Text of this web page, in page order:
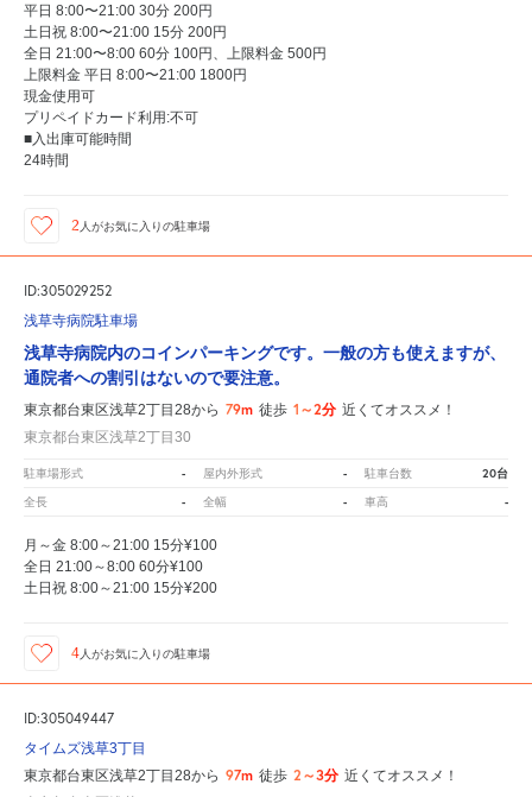
平日 8:00〜21:00 30分 200円
土日祝 8:00〜21:00 15分 200円
全日 21:00〜8:00 60分 100円、上限料金 500円
上限料金 平日 8:00〜21:00 1800円
現金使用可
プリペイドカード利用:不可
■入出庫可能時間
24時間
2 人がお気に入りの駐車場
ID:305029252
浅草寺病院駐車場
浅草寺病院内のコインパーキングです。一般の方も使えますが、
通院者への割引はないので要注意。
東京都台東区浅草2丁目28から 79m 徒歩 1～2分 近くてオススメ！
東京都台東区浅草2丁目30
駐車場形式 - 屋内外形式 - 駐車台数 20台
全長 - 全幅 - 車高 -
月～金 8:00～21:00 15分¥100
全日 21:00～8:00 60分¥100
土日祝 8:00～21:00 15分¥200
4 人がお気に入りの駐車場
ID:305049447
タイムズ浅草3丁目
東京都台東区浅草2丁目28から 97m 徒歩 2～3分 近くてオススメ！